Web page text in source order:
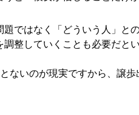
ではなく「どういう人」
整していくことも必要だとい
ないのが現実ですから、譲